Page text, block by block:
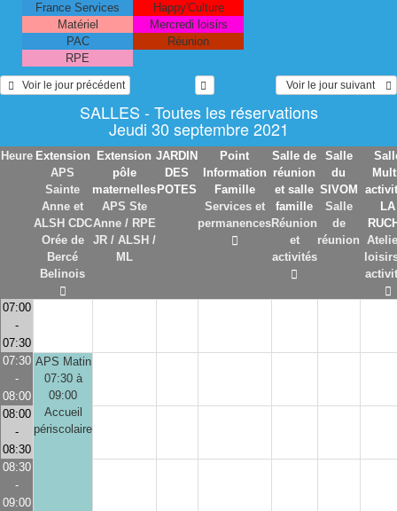
France Services
Happy'Culture
Matériel
Mercredi loisirs
PAC
Réunion
RPE
   Voir le jour précédent
  Voir le jour suivant
SALLES - Toutes les réservations
Jeudi 30 septembre 2021
Heure Extension
APS
Sainte
Anne et
ALSH CDC
Orée de
Bercé
Belinois
Extension
pôle
maternelles
APS Ste
Anne / RPE
JR / ALSH /
ML
JARDIN
DES
POTES
Point
Information
Famille
Services et
permanences
Salle de
réunion
et salle
famille
Réunion
et
activités
Salle
du
SIVOM
Salle
de
réunion
LA
07:00
-
07:30
07:30
-
08:00
APS Matin
07:30 à
09:00
Accueil
périscolaire
08:00
-
08:30
08:30
-
09:00